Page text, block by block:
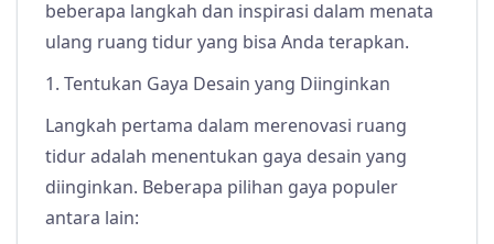
beberapa langkah dan inspirasi dalam menata
ulang ruang tidur yang bisa Anda terapkan.
1. Tentukan Gaya Desain yang Diinginkan
Langkah pertama dalam merenovasi ruang
tidur adalah menentukan gaya desain yang
diinginkan. Beberapa pilihan gaya populer
antara lain: